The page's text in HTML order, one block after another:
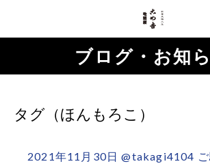
ブログ・お知
タグ（ほんもろこ）
2021年11月30日 @takagi4104